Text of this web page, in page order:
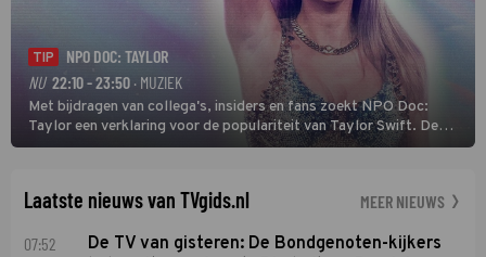
TIP
NPO DOC: TAYLOR
NU 22:10 - 23:50 · MUZIEK
Met bijdragen van collega's, insiders en fans zoekt NPO Doc:
Taylor een verklaring voor de populariteit van Taylor Swift. De
singer-songwriter is een van de succesvolste sterren van onze tijd
Laatste nieuws van TVgids.nl MEER NIEUWS
07:52
De TV van gisteren: De Bondgenoten-kijkers